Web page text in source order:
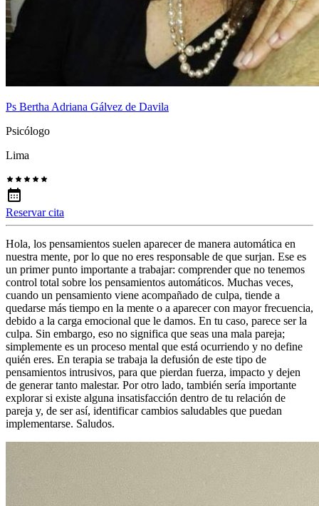
Ps Bertha Adriana Gálvez de Davila
Psicólogo
Lima
Reservar cita
Hola, los pensamientos suelen aparecer de manera automática en
nuestra mente, por lo que no eres responsable de que surjan. Ese es
un primer punto importante a trabajar: comprender que no tenemos
control total sobre los pensamientos automáticos. Muchas veces,
cuando un pensamiento viene acompañado de culpa, tiende a
quedarse más tiempo en la mente o a aparecer con mayor frecuencia,
debido a la carga emocional que le damos. En tu caso, parece ser la
culpa. Sin embargo, eso no significa que seas una mala pareja;
simplemente es un proceso mental que está ocurriendo y no define
quién eres. En terapia se trabaja la defusión de este tipo de
pensamientos intrusivos, para que pierdan fuerza, impacto y dejen
de generar tanto malestar. Por otro lado, también sería importante
explorar si existe alguna insatisfacción dentro de tu relación de
pareja y, de ser así, identificar cambios saludables que puedan
implementarse. Saludos.